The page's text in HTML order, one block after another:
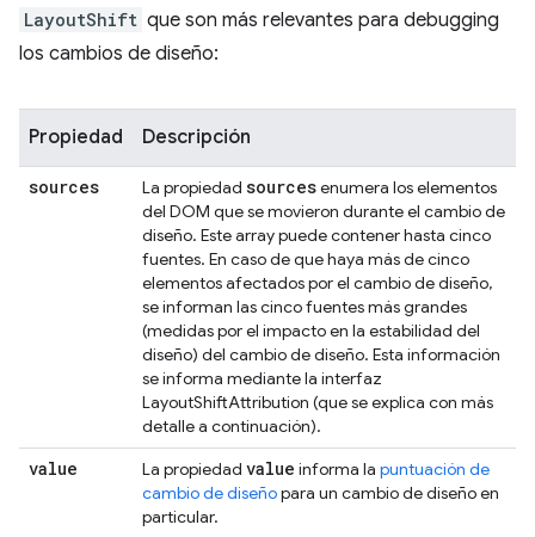
LayoutShift que son más relevantes para debugging
los cambios de diseño:
Propiedad Descripción
sources La propiedad sourcesenumera los elementos
del DOM que se movieron durante el cambio de
diseño. Este array puede contener hasta cinco
fuentes. En caso de que haya más de cinco
elementos afectados por el cambio de diseño,
se informan las cinco fuentes más grandes
(medidas por el impacto en la estabilidad del
diseño) del cambio de diseño. Esta información
se informa mediante la interfaz
LayoutShiftAttribution (que se explica con más
detalle a continuación).
value La propiedad value informa la puntuación de
cambio de diseñopara un cambio de diseño en
particular.